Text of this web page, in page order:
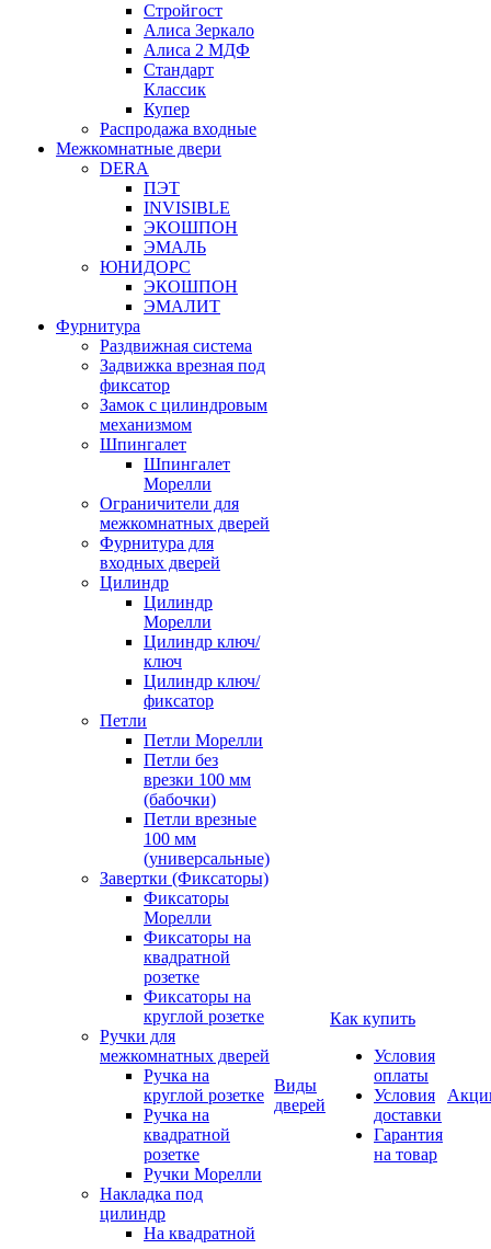
Стройгост
Алиса Зеркало
Алиса 2 МДФ
Стандарт
Классик
Купер
Распродажа входные
Межкомнатные двери
DERA
ПЭТ
INVISIBLE
ЭКОШПОН
ЭМАЛЬ
ЮНИДОРС
ЭКОШПОН
ЭМАЛИТ
Фурнитура
Раздвижная система
Задвижка врезная под
фиксатор
Замок с цилиндровым
механизмом
Шпингалет
Шпингалет
Морелли
Ограничители для
межкомнатных дверей
Фурнитура для
входных дверей
Цилиндр
Цилиндр
Морелли
Цилиндр ключ/
ключ
Цилиндр ключ/
фиксатор
Петли
Петли Морелли
Петли без
врезки 100 мм
(бабочки)
Петли врезные
100 мм
(универсальные)
Завертки (Фиксаторы)
Фиксаторы
Морелли
Фиксаторы на
квадратной
розетке
Фиксаторы на
круглой розетке
Ручки для
межкомнатных дверей
Ручка на
круглой розетке
Ручка на
квадратной
розетке
Ручки Морелли
Накладка под
цилиндр
На квадратной
Виды
дверей
Как купить
Условия
оплаты
Условия
доставки
Гарантия
на товар